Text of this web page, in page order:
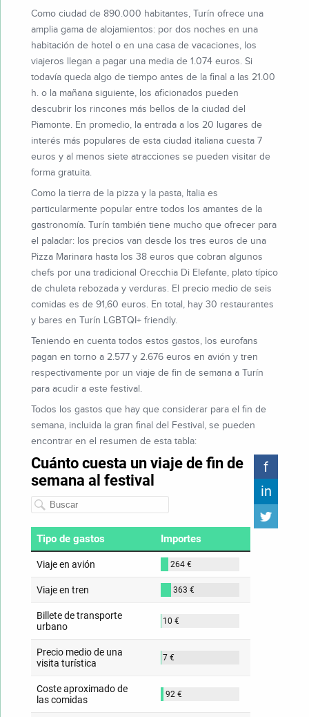
Como ciudad de 890.000 habitantes, Turín ofrece una
amplia gama de alojamientos: por dos noches en una
habitación de hotel o en una casa de vacaciones, los
viajeros llegan a pagar una media de 1.074 euros. Si
todavía queda algo de tiempo antes de la final a las 21.00
h. o la mañana siguiente, los aficionados pueden
descubrir los rincones más bellos de la ciudad del
Piamonte. En promedio, la entrada a los 20 lugares de
interés más populares de esta ciudad italiana cuesta 7
euros y al menos siete atracciones se pueden visitar de
forma gratuita.
Como la tierra de la pizza y la pasta, Italia es
particularmente popular entre todos los amantes de la
gastronomía. Turín también tiene mucho que ofrecer para
el paladar: los precios van desde los tres euros de una
Pizza Marinara hasta los 38 euros que cobran algunos
chefs por una tradicional Orecchia Di Elefante, plato típico
de chuleta rebozada y verduras. El precio medio de seis
comidas es de 91,60 euros. En total, hay 30 restaurantes
y bares en Turín LGBTQI+ friendly.
Teniendo en cuenta todos estos gastos, los eurofans
pagan en torno a 2.577 y 2.676 euros en avión y tren
respectivamente por un viaje de fin de semana a Turín
para acudir a este festival.
Todos los gastos que hay que considerar para el fin de
semana, incluida la gran final del Festival, se pueden
encontrar en el resumen de esta tabla: